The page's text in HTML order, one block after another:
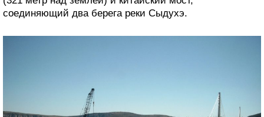
соединяющий два берега реки Сыдухэ.